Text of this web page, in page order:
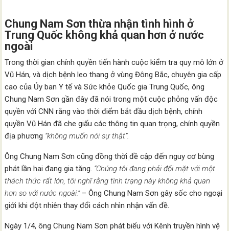
Chung Nam Sơn thừa nhận tình hình ở
Trung Quốc không khả quan hơn ở nước
ngoài
Trong thời gian chính quyền tiến hành cuộc kiểm tra quy mô lớn ở
Vũ Hán, và dịch bệnh leo thang ở vùng Đông Bắc, chuyên gia cấp
cao của Ủy ban Y tế và Sức khỏe Quốc gia Trung Quốc, ông
Chung Nam Sơn gần đây đã nói trong một cuộc phỏng vấn độc
quyền với CNN rằng vào thời điểm bắt đầu dịch bệnh, chính
quyền Vũ Hán đã che giấu các thông tin quan trọng, chính quyền
địa phương “không muốn nói sự thật”.
Ông Chung Nam Sơn cũng đồng thời đề cập đến nguy cơ bùng
phát lần hai đang gia tăng. “Chúng tôi đang phải đối mặt với một
thách thức rất lớn, tôi nghĩ rằng tình trạng này không khả quan
hơn so với nước ngoài.”– Ông Chung Nam Sơn gây sốc cho ngoại
giới khi đột nhiên thay đổi cách nhìn nhận vấn đề.
Ngày 1/4, ông Chung Nam Sơn phát biểu với Kênh truyền hình vệ